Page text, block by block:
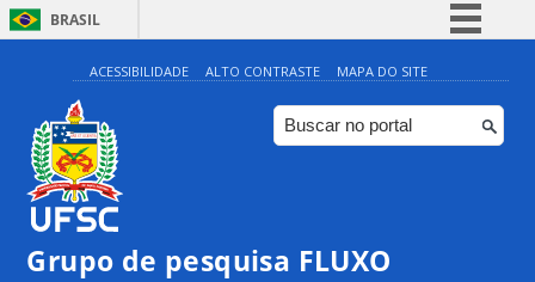
BRASIL
Simplifique!
Comunica BR
Participe
Canais
ACESSIBILIDADE ALTO CONTRASTE MAPA DO SITE
Grupo de pesquisa FLUXO